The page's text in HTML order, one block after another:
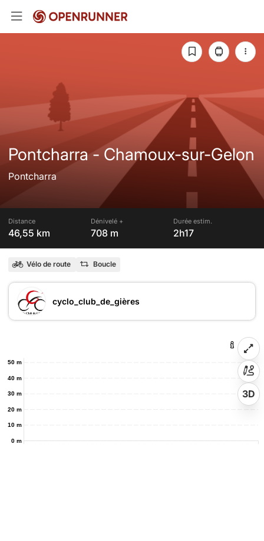
Pontcharra - Chamoux-sur-Gelon
Pontcharra
Distance
46,55 km
Dénivelé +
708 m
Durée estim.
2h17
Vélo de route Boucle
cyclo_club_de_gières
0 m
10 m
20 m
30 m
40 m
50 m
3D